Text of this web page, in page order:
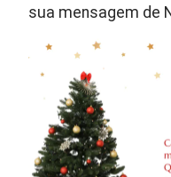
sua mensagem de